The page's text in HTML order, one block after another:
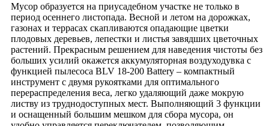
Мусор образуется на приусадебном участке не только в
период осеннего листопада. Весной и летом на дорожках,
газонах и террасах скапливаются опадающие цветки
плодовых деревьев, лепестки и листья завядших цветочных
растений. Прекрасным решением для наведения чистоты без
больших усилий окажется аккумуляторная воздуходувка с
функцией пылесоса BLV 18-200 Battery – компактный
инструмент с двумя рукоятками для оптимального
перераспределения веса, легко удаляющий даже мокрую
листву из труднодоступных мест. Выполняющий 3 функции
и оснащенный большим мешком для сбора мусора, он